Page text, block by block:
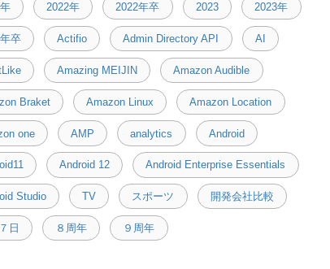
2022年 2022年卒 2023 2023年
卒 Actifio Admin Directory API AI
Amazing MEIJIN Amazon Audible
Braket Amazon Linux Amazon Location
one AMP analytics Android
Android 12 Android Enterprise Essentials
Studio TV スポーツ 開発会社比較
日 ８周年 ９周年